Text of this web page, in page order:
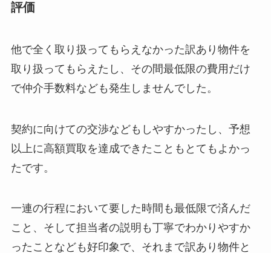
評価
他で全く取り扱ってもらえなかった訳あり物件を
取り扱ってもらえたし、その間最低限の費用だけ
で仲介手数料なども発生しませんでした。
契約に向けての交渉などもしやすかったし、予想
以上に高額買取を達成できたこともとてもよかっ
たです。
一連の行程において要した時間も最低限で済んだ
こと、そして担当者の説明も丁寧でわかりやすか
ったことなども好印象で、それまで訳あり物件と